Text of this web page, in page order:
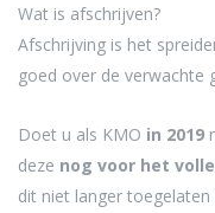
Wat is afschrijven?
Afschrijving is het
goed over de verwachte
Doet u als KMO in 2019
deze nog voor het
dit niet langer